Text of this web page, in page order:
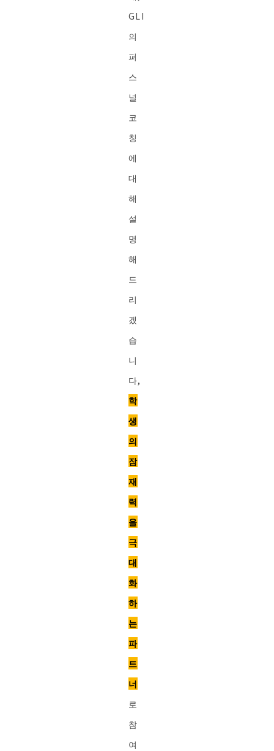
GLI
의
퍼
스
널
코
칭
에
대
해
설
명
해
드
리
겠
습
니
다,
학
생
의
잠
재
력
을
극
대
화
하
는
파
트
너
로
참
여